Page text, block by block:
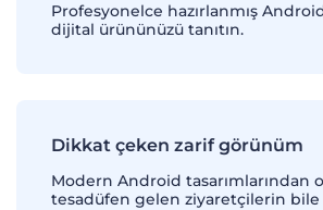
Profesyonelce hazırlanmış
dijital ürününüzü tanıtın.
Dikkat çeken zarif görünüm
Modern Android tasarımlarından
tesadüfen gelen ziyaretçilerin